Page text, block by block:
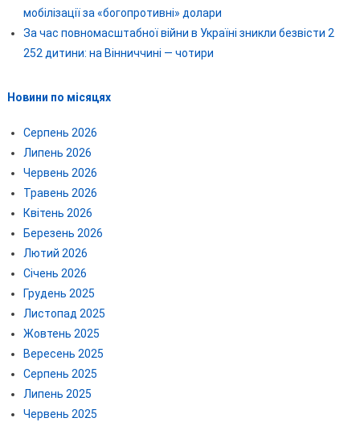
мобілізації за «богопротивні» долари
За час повномасштабної війни в Україні зникли безвісти 2
252 дитини: на Вінниччині — чотири
Новини по місяцях
Серпень 2026
Липень 2026
Червень 2026
Травень 2026
Квітень 2026
Березень 2026
Лютий 2026
Січень 2026
Грудень 2025
Листопад 2025
Жовтень 2025
Вересень 2025
Серпень 2025
Липень 2025
Червень 2025